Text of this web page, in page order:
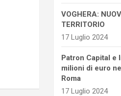
VOGHERA:
TERRITORIO
17 Luglio 2024
Patron Capital e
milioni di euro
Roma
17 Luglio 2024